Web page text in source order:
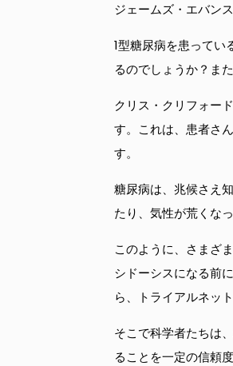
ジェームズ・エバン
1型糖尿病を患って
るのでしょうか？ま
クリス・クリフォー
す。これは、患者さ
す。
糖尿病は、兆候さえ
たり、気性が荒くな
このように、さまざ
シドーシスになる前
ら、トライアルネッ
そこで科学者たちは
ることを一定の信頼